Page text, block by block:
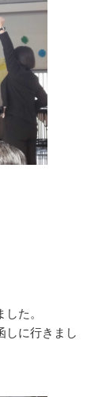
た。
しに行きまし